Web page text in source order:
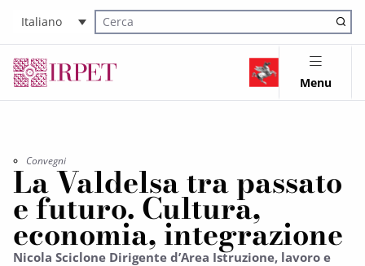
Italiano
Cerca nel sito
Menu
Convegni
La Valdelsa tra passato
e futuro. Cultura,
economia, integrazione
Nicola Sciclone Dirigente d’Area Istruzione, lavoro e